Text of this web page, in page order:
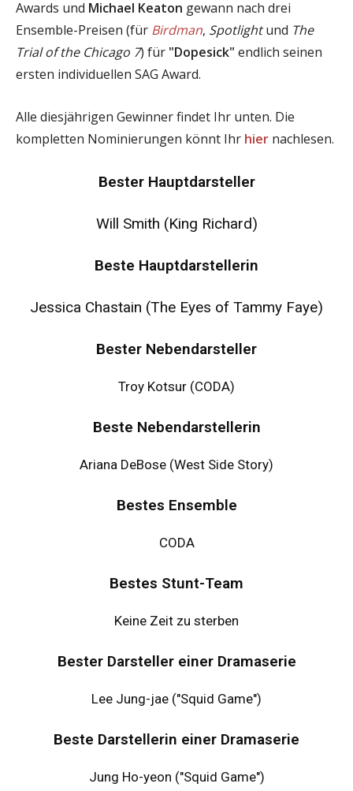
Awards und Michael Keaton gewann nach drei
Ensemble-Preisen (für Birdman, Spotlightund The
Trial of the Chicago 7) für "Dopesick" endlich seinen
ersten individuellen SAG Award.
Alle diesjährigen Gewinner findet Ihr unten. Die
kompletten Nominierungen könnt Ihr hier nachlesen.
Bester Hauptdarsteller
Will Smith (King Richard)
Beste Hauptdarstellerin
Jessica Chastain (The Eyes of Tammy Faye)
Bester Nebendarsteller
Troy Kotsur (CODA)
Beste Nebendarstellerin
Ariana DeBose (West Side Story)
Bestes Ensemble
CODA
Bestes Stunt-Team
Keine Zeit zu sterben
Bester Darsteller einer Dramaserie
Lee Jung-jae ("Squid Game")
Beste Darstellerin einer Dramaserie
Jung Ho-yeon ("Squid Game")